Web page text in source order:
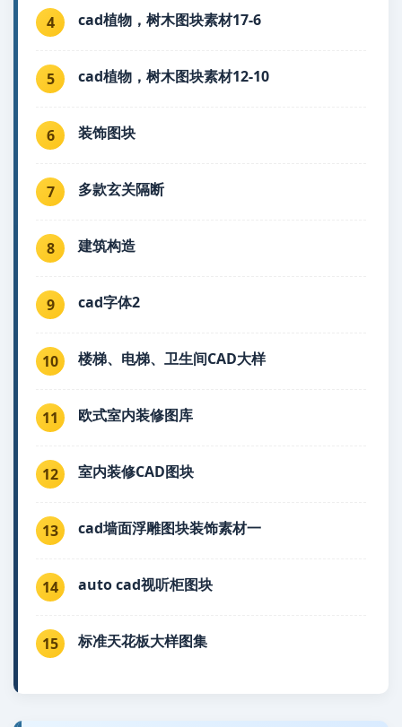
4 cad植物，树木图块素材17-6
5 cad植物，树木图块素材12-10
6 装饰图块
7 多款玄关隔断
8 建筑构造
9 cad字体2
10 楼梯、电梯、卫生间CAD大样
11 欧式室内装修图库
12 室内装修CAD图块
13 cad墙面浮雕图块装饰素材一
14 auto cad视听柜图块
15 标准天花板大样图集